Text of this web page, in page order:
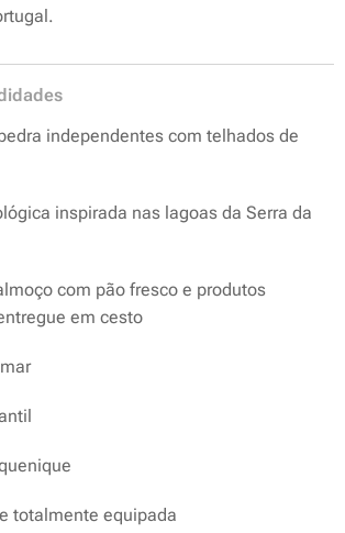
independentes com telhados de
inspirada nas lagoas da Serra da
com pão fresco e produtos
em cesto
totalmente equipada